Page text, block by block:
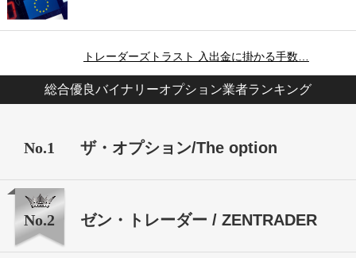
トレーダーズトラスト 入出金に掛かる手数…
総合優良バイナリーオプション業者ランキング
No.1 ザ・オプション/The option
No.2 ゼン・トレーダー / ZENTRADER